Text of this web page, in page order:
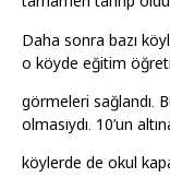
Daha sonra bazı
o köyde eğitim
görmeleri sağlandı.
olmasıydı. 10’un
köylerde de okul